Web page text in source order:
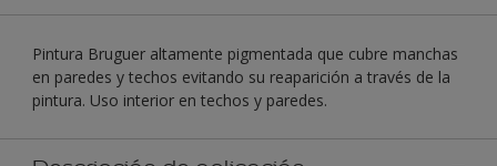
Pintura Bruguer altamente pigmentada que cubre manchas
en paredes y techos evitando su reaparición a través de la
pintura. Uso interior en techos y paredes.